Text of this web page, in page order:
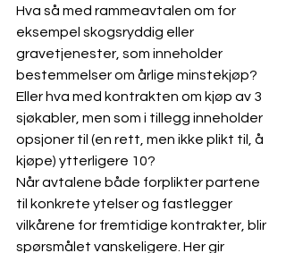
Hva så med rammeavtalen om for
eksempel skogsryddig eller
gravetjenester, som inneholder
bestemmelser om årlige minstekjøp?
Eller hva med kontrakten om kjøp av 3
sjøkabler, men som i tillegg inneholder
opsjoner til (en rett, men ikke plikt til, å
kjøpe) ytterligere 10?
Når avtalene både forplikter partene
til konkrete ytelser og fastlegger
vilkårene for fremtidige kontrakter, blir
spørsmålet vanskeligere. Her gir